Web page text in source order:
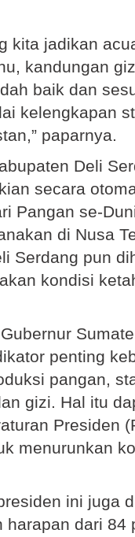
kita jadikan
kandungan
baik dan
kelengkapan
paparnya.
Deli
secara
Pangan se-
di Nusa
Serdang pun
kondisi
penting
pangan,
gizi. Hal itu
Presiden
menurunkan
ini juga
dari 84